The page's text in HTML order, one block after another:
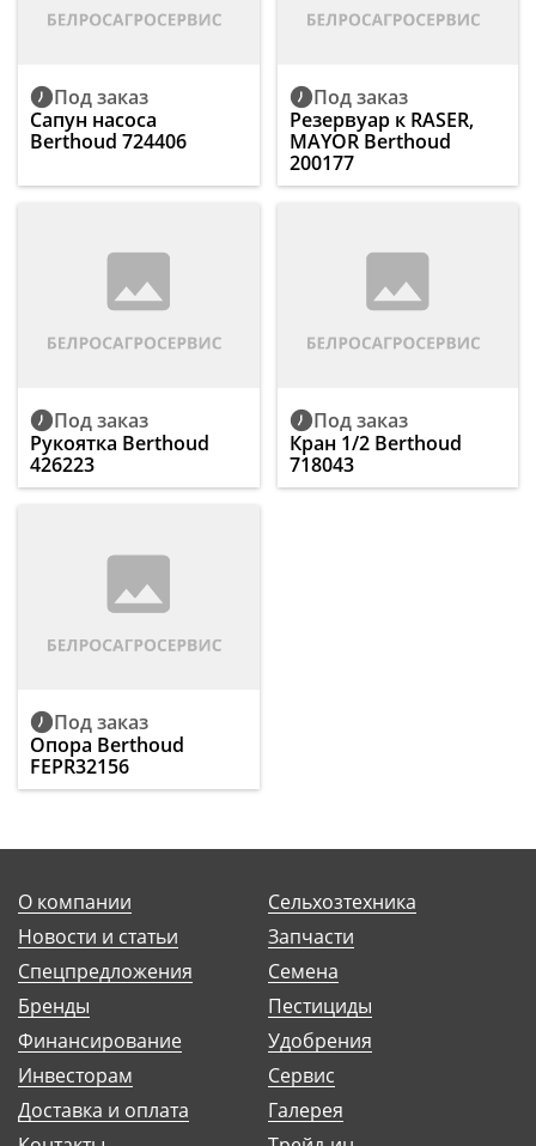
Под заказ
Сапун насоса
Berthoud 724406
Под заказ
Резервуар к RASER,
MAYOR Berthoud
200177
Под заказ
Рукоятка Berthoud
426223
Под заказ
Кран 1/2 Berthoud
718043
Под заказ
Опора Berthoud
FEPR32156
О компании
Новости и статьи
Спецпредложения
Бренды
Финансирование
Инвесторам
Доставка и оплата
Сельхозтехника
Запчасти
Семена
Пестициды
Удобрения
Сервис
Галерея